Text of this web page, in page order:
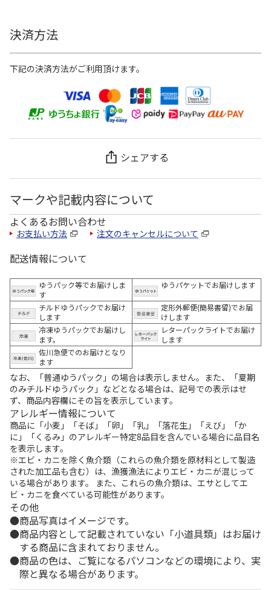
決済方法
下記の決済方法がご利用頂けます。
シェアする
マークや記載内容について
よくあるお問い合わせ
お支払い方法 注文のキャンセルについて
配送情報について
ゆうパック等でお届けしま
す
ゆうパケットでお届けします
チルドゆうパックでお届け
します
定形外郵便(簡易書留)でお届
けします
冷凍ゆうパックでお届けし
ます。
レターパックライトでお届け
します
佐川急便でのお届けとなり
ます
なお、「普通ゆうパック」の場合は表示しません。また、「夏期
のみチルドゆうパック」などとなる場合は、記号での表示はせ
ず、商品内容欄にその旨を表示しています。
アレルギー情報について
商品に「小麦」「そば」「卵」「乳」「落花生」「えび」「か
に」「くるみ」のアレルギー特定8品目を含んでいる場合に品目名
を表示します。
※エビ・カニを除く魚介類（これらの魚介類を原材料として製造
された加工品も含む）は、漁獲漁法によりエビ・カニが混じって
いる場合があります。 また、これらの魚介類は、エサとしてエ
ビ・カニを食べている可能性があります。
その他
商品写真はイメージです。
商品内容として記載されていない「小道具類」はお届け
する商品に含まれておりません。
商品の色は、ご覧になるパソコンなどの環境により、実
際と異なる場合があります。